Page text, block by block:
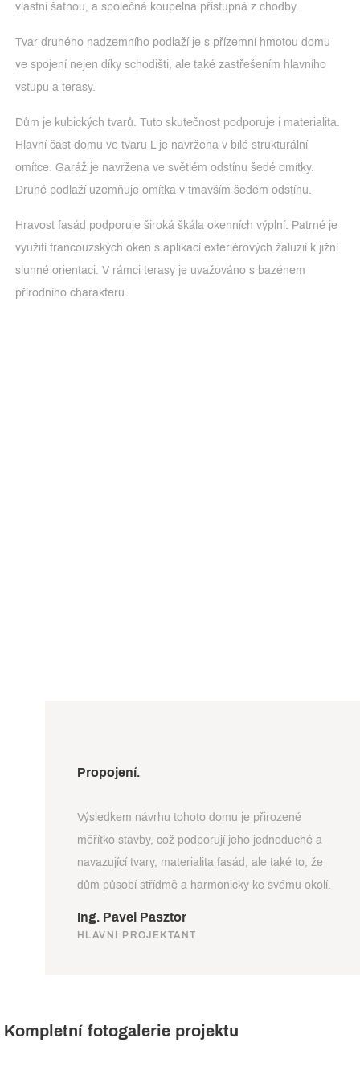
vlastní šatnou, a společná koupelna přístupná z chodby.
Tvar druhého nadzemního podlaží je s přízemní hmotou domu
ve spojení nejen díky schodišti, ale také zastřešením hlavního
vstupu a terasy.
Dům je kubických tvarů. Tuto skutečnost podporuje i materialita.
Hlavní část domu ve tvaru L je navržena v bílé strukturální
omítce. Garáž je navržena ve světlém odstínu šedé omítky.
Druhé podlaží uzemňuje omítka v tmavším šedém odstínu.
Hravost fasád podporuje široká škála okenních výplní. Patrné je
využití francouzských oken s aplikací exteriérových žaluzií k jižní
slunné orientaci. V rámci terasy je uvažováno s bazénem
přírodního charakteru.
Propojení.
Výsledkem návrhu tohoto domu je přirozené
měřítko stavby, což podporují jeho jednoduché a
navazující tvary, materialita fasád, ale také to, že
dům působí střídmě a harmonicky ke svému okolí.
Ing. Pavel Pasztor
HLAVNÍ PROJEKTANT
Kompletní fotogalerie projektu